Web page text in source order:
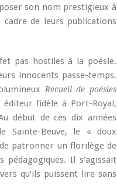
son nom prestigieux à
de leurs publications
pas hostiles à la poésie.
innocents passe-temps.
Recueil de poésies
fidèle à Port-Royal,
début de ces dix années
Sainte-Beuve, le « doux
patronner un florilège de
Il s’agissait
qu’ils puissent lire sans